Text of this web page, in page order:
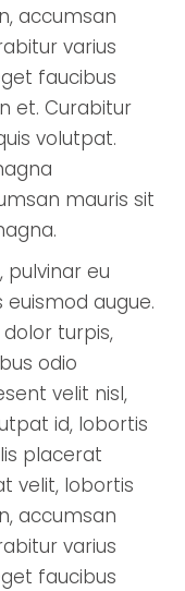
accumsan
varius
faucibus
et. Curabitur
volutpat.
mauris sit
pulvinar eu
augue.
turpis,
odio
velit nisl,
id, lobortis
placerat
velit, lobortis
accumsan
varius
faucibus